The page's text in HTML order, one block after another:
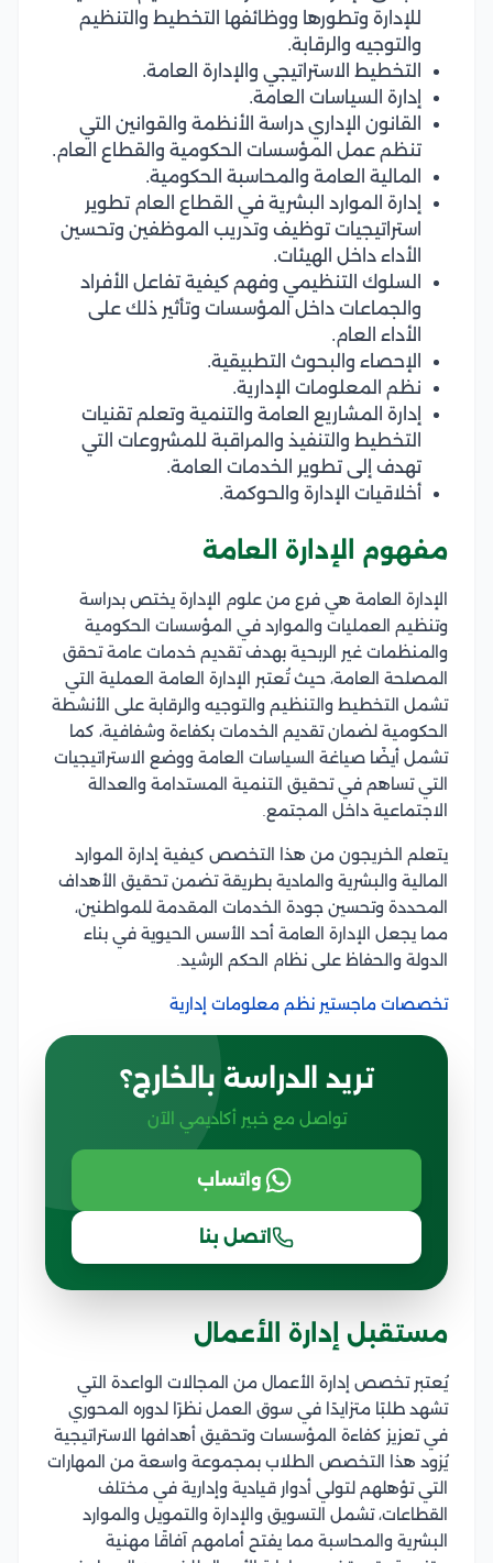
للإدارة وتطورها ووظائفها التخطيط والتنظيم
والتوجيه والرقابة.
التخطيط الاستراتيجي والإدارة العامة.
إدارة السياسات العامة.
القانون الإداري دراسة الأنظمة والقوانين التي
تنظم عمل المؤسسات الحكومية والقطاع العام.
المالية العامة والمحاسبة الحكومية.
إدارة الموارد البشرية في القطاع العام تطوير
استراتيجيات توظيف وتدريب الموظفين وتحسين
الأداء داخل الهيئات.
السلوك التنظيمي وفهم كيفية تفاعل الأفراد
والجماعات داخل المؤسسات وتأثير ذلك على
الأداء العام.
الإحصاء والبحوث التطبيقية.
نظم المعلومات الإدارية.
إدارة المشاريع العامة والتنمية وتعلم تقنيات
التخطيط والتنفيذ والمراقبة للمشروعات التي
تهدف إلى تطوير الخدمات العامة.
أخلاقيات الإدارة والحوكمة.
مفهوم الإدارة العامة
الإدارة العامة هي فرع من علوم الإدارة يختص بدراسة
وتنظيم العمليات والموارد في المؤسسات الحكومية
والمنظمات غير الربحية بهدف تقديم خدمات عامة تحقق
المصلحة العامة، حيث تُعتبر الإدارة العامة العملية التي
تشمل التخطيط والتنظيم والتوجيه والرقابة على الأنشطة
الحكومية لضمان تقديم الخدمات بكفاءة وشفافية، كما
تشمل أيضًا صياغة السياسات العامة ووضع الاستراتيجيات
التي تساهم في تحقيق التنمية المستدامة والعدالة
الاجتماعية داخل المجتمع.
يتعلم الخريجون من هذا التخصص كيفية إدارة الموارد
المالية والبشرية والمادية بطريقة تضمن تحقيق الأهداف
المحددة وتحسين جودة الخدمات المقدمة للمواطنين،
مما يجعل الإدارة العامة أحد الأسس الحيوية في بناء
الدولة والحفاظ على نظام الحكم الرشيد.
تخصصات ماجستير نظم معلومات إدارية
تريد الدراسة بالخارج؟
تواصل مع خبير أكاديمي الآن
واتساب
اتصل بنا
مستقبل إدارة الأعمال
يُعتبر تخصص إدارة الأعمال من المجالات الواعدة التي
تشهد طلبًا متزايدًا في سوق العمل نظرًا لدوره المحوري
في تعزيز كفاءة المؤسسات وتحقيق أهدافها الاستراتيجية
يُزود هذا التخصص الطلاب بمجموعة واسعة من المهارات
التي تؤهلهم لتولي أدوار قيادية وإدارية في مختلف
القطاعات، تشمل التسويق والإدارة والتمويل والموارد
البشرية والمحاسبة مما يفتح أمامهم آفاقًا مهنية